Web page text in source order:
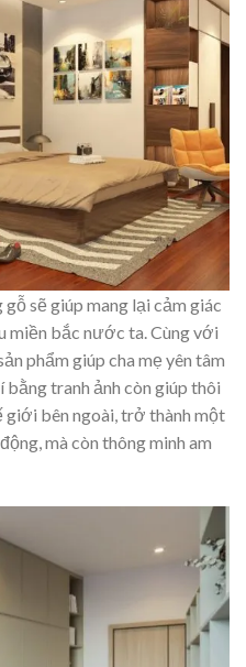
sẽ giúp mang lại cảm giác
miền bắc nước ta. Cùng với
phẩm giúp cha mẹ yên tâm
tranh ảnh còn giúp thôi
giới bên ngoài, trở thành một
mà còn thông minh am